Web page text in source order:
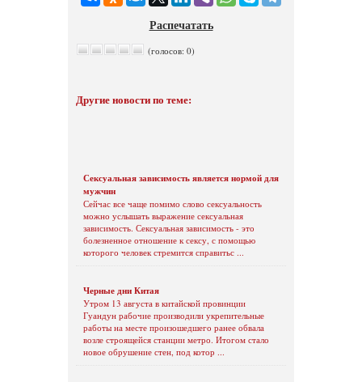
Распечатать
(голосов: 0)
Другие новости по теме:
Сексуальная зависимость является нормой для
мужчин
Сейчас все чаще помимо слово сексуальность
можно услышать выражение сексуальная
зависимость. Сексуальная зависимость - это
болезненное отношение к сексу, с помощью
которого человек стремится справитьс ...
Черные дни Китая
Утром 13 августа в китайской провинции
Гуандун рабочие производили укрепительные
работы на месте произошедшего ранее обвала
возле строящейся станции метро. Итогом стало
новое обрушение стен, под котор ...